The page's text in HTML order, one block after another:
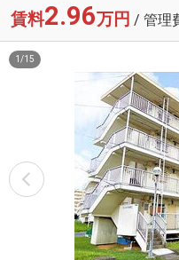
賃料2.96万円 / 管理
1 /15